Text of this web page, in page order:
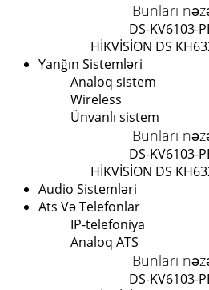
Bunları
DS-KV6103-
HİKVİSİON DS
Yanğın Sistemləri
Analoq sistem
Wireless
Ünvanlı sistem
Bunları
DS-KV6103-
HİKVİSİON DS
Audio Sistemləri
Ats Və Telefonlar
IP-telefoniya
Analoq ATS
Bunları
DS-KV6103-